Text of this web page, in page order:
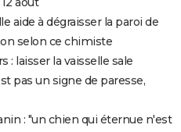
aide à dégraisser la paroi de
selon ce chimiste
: laisser la vaisselle sale
pas un signe de paresse,
: "un chien qui éternue n'est